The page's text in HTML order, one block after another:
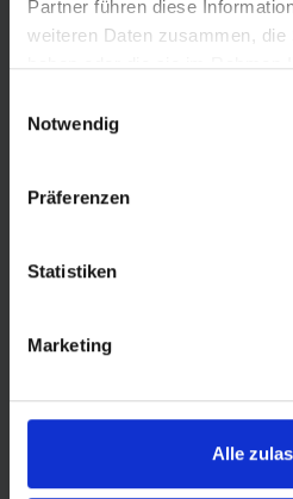
Partner führen diese
weiteren Daten zusammen, die
haben oder die sie im Rahmen
Notwendig
Präferenzen
Statistiken
Marketing
Alle